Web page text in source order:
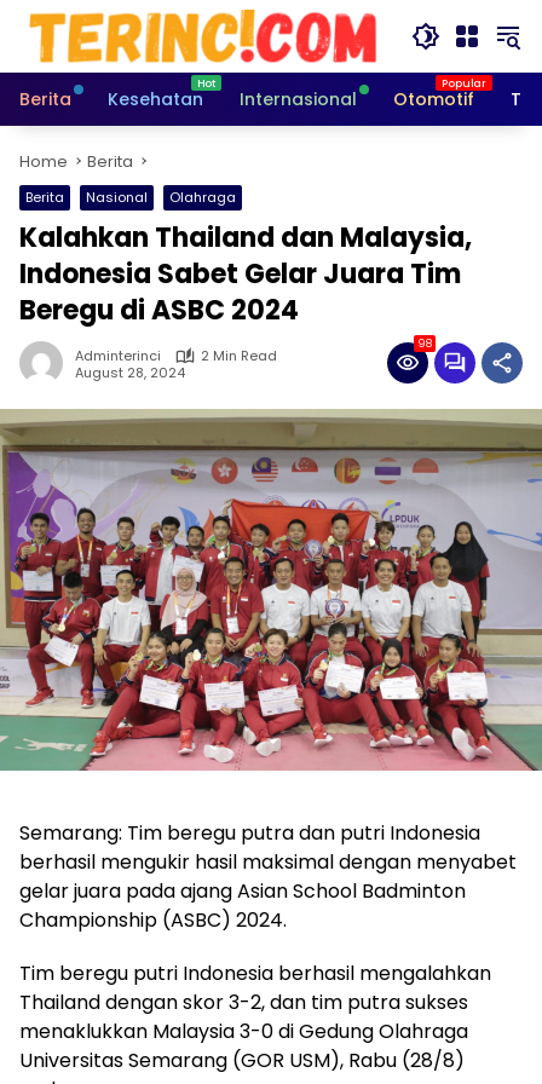
Skip
content
Berita
Kesehatan Internasional Otomotif
Home Berita
Berita Nasional Olahraga
Kalahkan Thailand dan Malaysia,
Indonesia Sabet Gelar Juara Tim
Beregu di ASBC 2024
Adminterinci
2 Min Read
August 28, 2024
98
Semarang: Tim beregu putra dan putri Indonesia
berhasil mengukir hasil maksimal dengan menyabet
gelar juara pada ajang Asian School Badminton
Championship (ASBC) 2024.
Tim beregu putri Indonesia berhasil mengalahkan
Thailand dengan skor 3-2, dan tim putra sukses
menaklukkan Malaysia 3-0 di Gedung Olahraga
Universitas Semarang (GOR USM), Rabu (28/8)